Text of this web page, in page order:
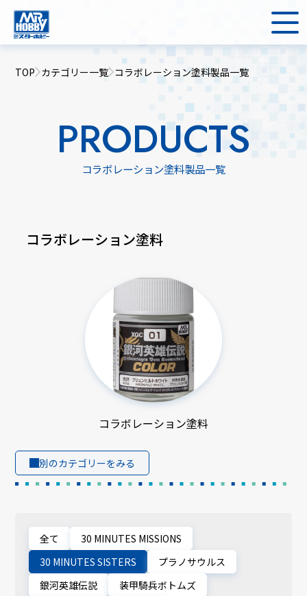
TOP カテゴリー一覧 コラボレーション塗料製品一覧
PRODUCTS
コラボレーション塗料製品一覧
コラボレーション塗料
コラボレーション塗料
別のカテゴリーをみる
全て
30 MINUTES MISSIONS
30 MINUTES SISTERS
プラノサウルス
銀河英雄伝説
装甲騎兵ボトムズ